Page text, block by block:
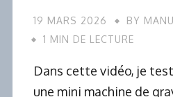
19 MARS 2026 BY MANU
1 MIN DE LECTURE
Dans cette vidéo, je
une mini machine de